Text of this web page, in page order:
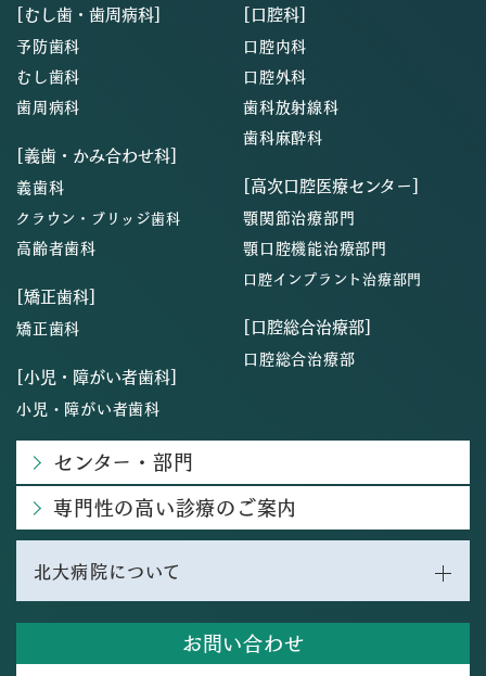
お問い合わせ
[むし歯・歯周病科]
予防歯科
むし歯科
歯周病科
[義歯・かみ合わせ科]
義歯科
クラウン・ブリッジ歯科
高齢者歯科
[矯正歯科]
矯正歯科
[小児・障がい者歯科]
小児・障がい者歯科
[口腔科]
口腔内科
口腔外科
歯科放射線科
歯科麻酔科
[高次口腔医療センター]
顎関節治療部門
顎口腔機能治療部門
口腔インプラント治療部門
[口腔総合治療部]
口腔総合治療部
センター・部門
専門性の高い診療のご案内
北大病院について